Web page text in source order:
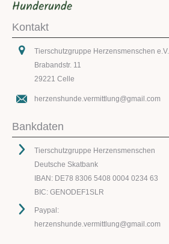
Kontakt
Tierschutzgruppe Herzensmenschen e.V.
Brabandstr. 11
29221 Celle
herzenshunde.vermittlung@gmail.com
Bankdaten
Tierschutzgruppe Herzensmenschen
Deutsche Skatbank
IBAN: DE78 8306 5408 0004 0234 63
BIC: GENODEF1SLR
Paypal:
herzenshunde.vermittlung@gmail.com